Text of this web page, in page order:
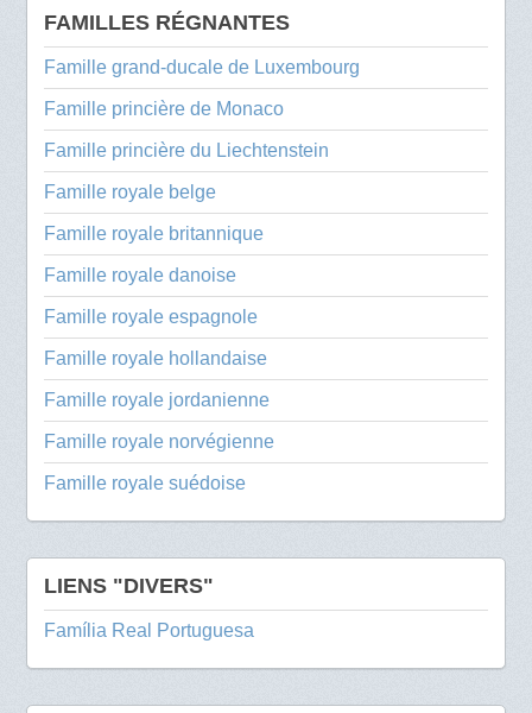
FAMILLES RÉGNANTES
Famille grand-ducale de Luxembourg
Famille princière de Monaco
Famille princière du Liechtenstein
Famille royale belge
Famille royale britannique
Famille royale danoise
Famille royale espagnole
Famille royale hollandaise
Famille royale jordanienne
Famille royale norvégienne
Famille royale suédoise
LIENS "DIVERS"
Família Real Portuguesa